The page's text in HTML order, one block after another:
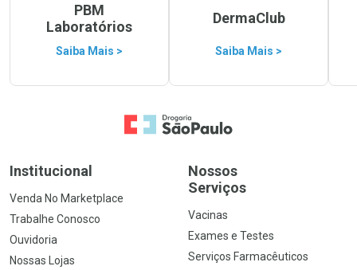
PBM
Laboratórios
Saiba Mais >
DermaClub
Saiba Mais >
Ir para a Home
Institucional
Venda No Marketplace
Trabalhe Conosco
Ouvidoria
Nossas Lojas
Nossos
Serviços
Vacinas
Exames e Testes
Serviços Farmacêuticos